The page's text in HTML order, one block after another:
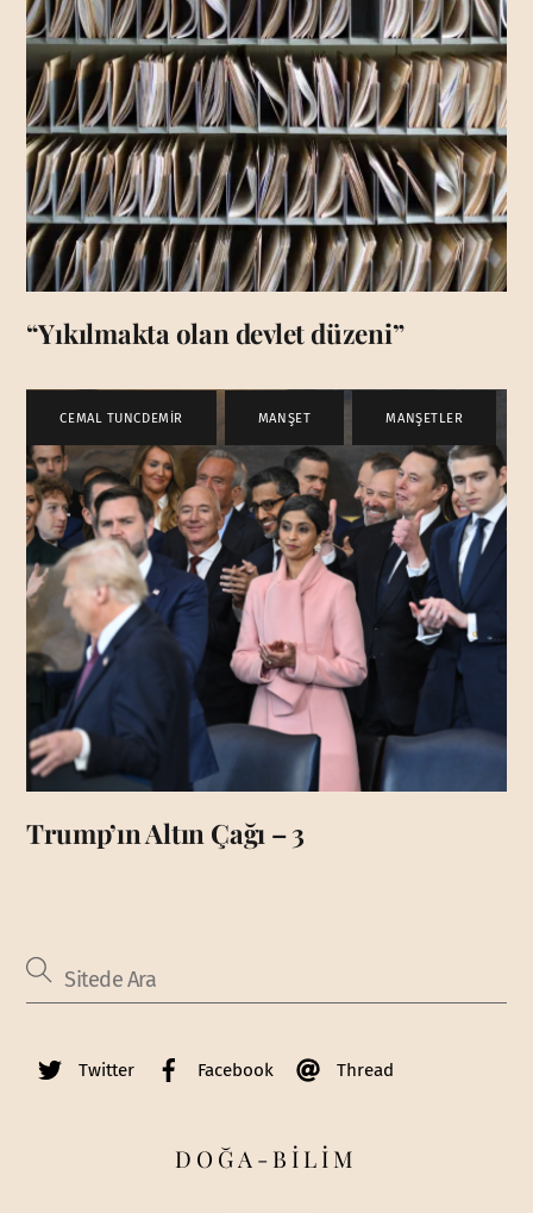
“Yıkılmakta olan devlet düzeni”
CEMAL TUNCDEMİR MANŞET MANŞETLER
Trump’ın Altın Çağı – 3
Twitter Facebook Thread
DOĞA-BİLİM